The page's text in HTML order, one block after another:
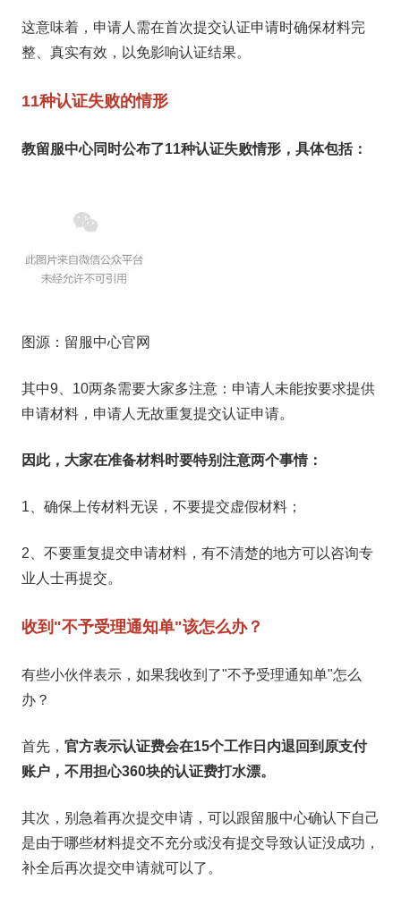
这意味着，申请人需在首次提交认证申请时确保材料完
整、真实有效，以免影响认证结果。
11种认证失败的情形
教留服中心同时公布了11种认证失败情形，具体包括：
图源：留服中心官网
其中9、10两条需要大家多注意 ：申请人未能按要求提供
申请材料，申请人无故重复提交认证申请。
因此，大家在准备材料时要特别注意两个事情：
1、确保上传材料无误，不要提交虚假材料；
2、不要重复提交申请材料，有不清楚的地方可以咨询专
业人士再提交。
收到"不予受理通知单"该怎么办？
有些小伙伴表示，如果我收到了"不予受理通知单"怎么
办？
首先， 官方表示认证费会在15个工作日内退回到原支付
账户，不用担心360块的认证费打水漂。
其次，别急着再次提交申请，可以跟留服中心确认下自己
是由于哪些材料提交不充分或没有提交导致认证没成功，
补全后再次提交申请就可以了。